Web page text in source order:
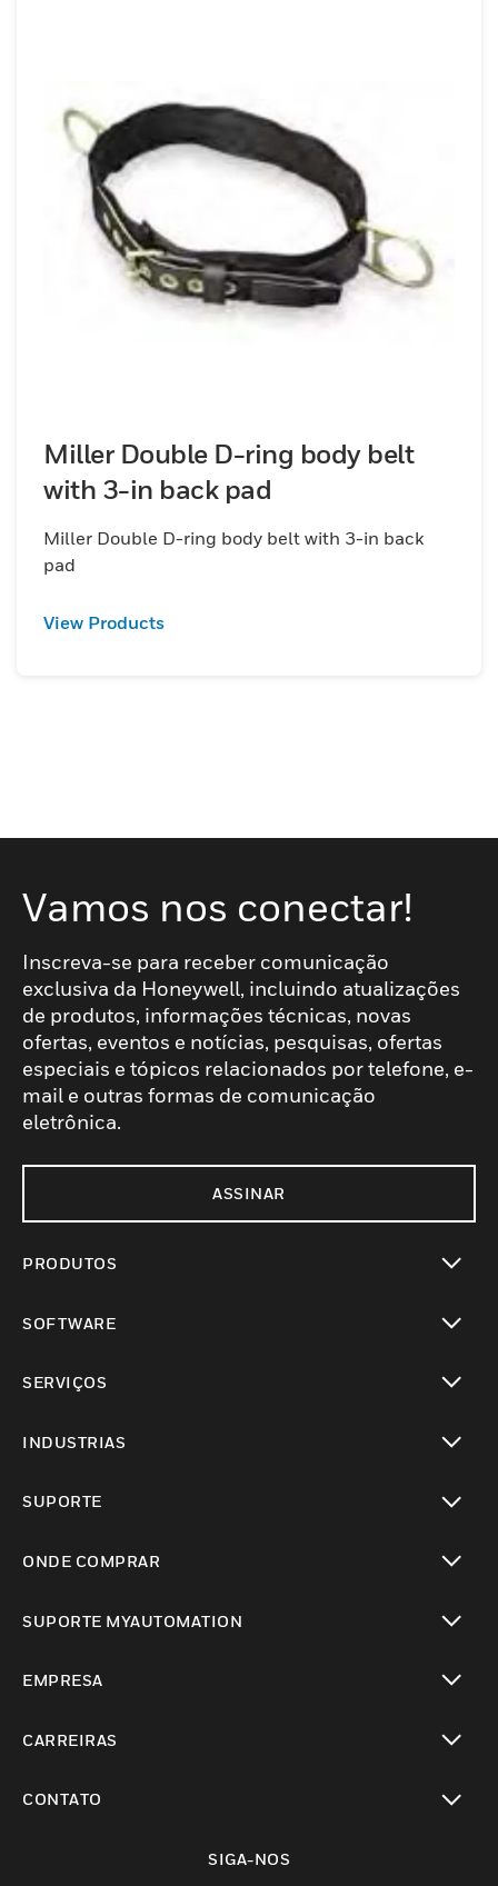
Miller Double D-ring body belt
with 3-in back pad
Miller Double D-ring body belt with 3-in back
pad
View Products
Vamos nos conectar!
Inscreva-se para receber comunicação
exclusiva da Honeywell, incluindo atualizações
de produtos, informações técnicas, novas
ofertas, eventos e notícias, pesquisas, ofertas
especiais e tópicos relacionados por telefone, e-
mail e outras formas de comunicação
eletrônica.
ASSINAR
PRODUTOS
SOFTWARE
SERVIÇOS
INDUSTRIAS
SUPORTE
ONDE COMPRAR
SUPORTE MYAUTOMATION
EMPRESA
CARREIRAS
CONTATO
SIGA-NOS